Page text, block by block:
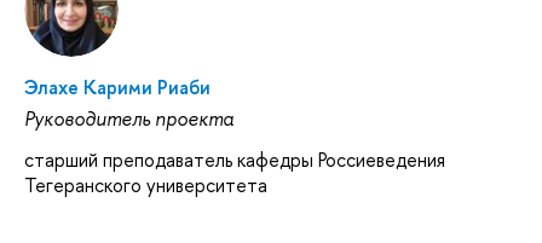
Элахе Карими Риаби
Руководитель проекта
старший преподаватель кафедры Россиеведения
Тегеранского университета